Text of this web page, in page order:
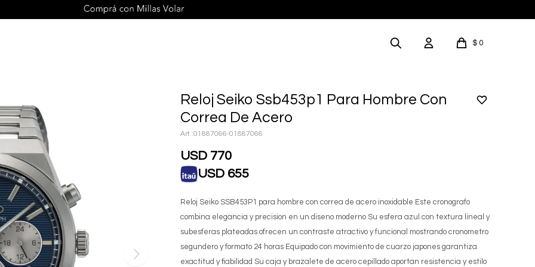
$ 0
Reloj Seiko Ssb453p1 Para Hombre Con
Correa De Acero
01887066-01887066
USD 770
USD 655
Reloj Seiko SSB453P1 para hombre con correa de acero inoxidable Este cronografo
combina elegancia y precision en un diseno moderno Su esfera azul con textura lineal y
subesferas plateadas ofrecen un contraste atractivo y funcional mostrando cronometro
segundero y formato 24 horas Equipado con movimiento de cuarzo japones garantiza
exactitud y fiabilidad Su caja y brazalete de acero cepillado aportan resistencia y estilo